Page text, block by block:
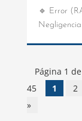
🔹 Error
Página 1 de
45
1 2
»